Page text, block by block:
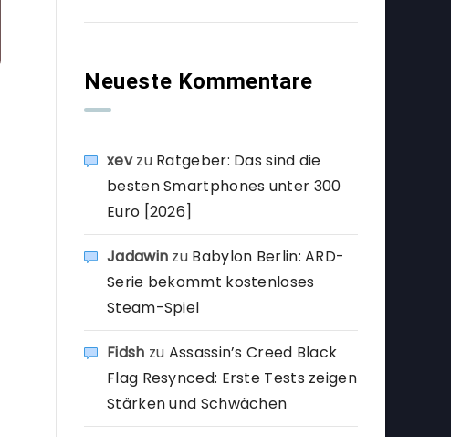
Neueste Kommentare
xevzu Ratgeber: Das sind die
besten Smartphones unter 300
Euro [2026]
Jadawin zu Babylon Berlin: ARD-
Serie bekommt kostenloses
Steam-Spiel
Fidsh zu Assassin’s Creed Black
Flag Resynced: Erste Tests zeigen
Stärken und Schwächen